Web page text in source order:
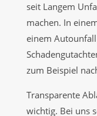
seit Langem
machen. In
einem
zum Beispiel
Transparente
wichtig. Bei uns